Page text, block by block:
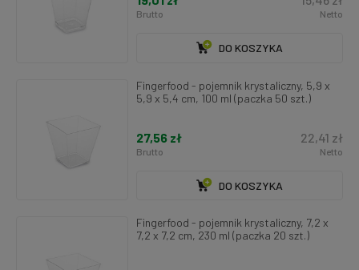
Brutto Netto
DO KOSZYKA
Fingerfood - pojemnik krystaliczny, 5,9 x
5,9 x 5,4 cm, 100 ml (paczka 50 szt.)
27,56 zł
Brutto
22,41 zł
Netto
DO KOSZYKA
Fingerfood - pojemnik krystaliczny, 7,2 x
7,2 x 7,2 cm, 230 ml (paczka 20 szt.)